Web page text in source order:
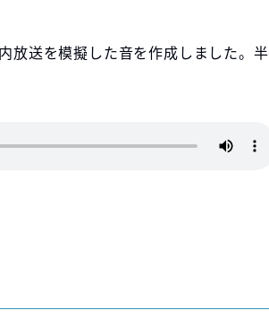
放送を模擬した音を作成しました。半